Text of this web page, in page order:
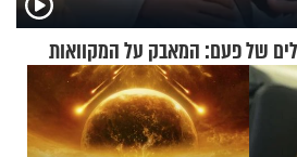
של פעם: המאבק על המקוואות